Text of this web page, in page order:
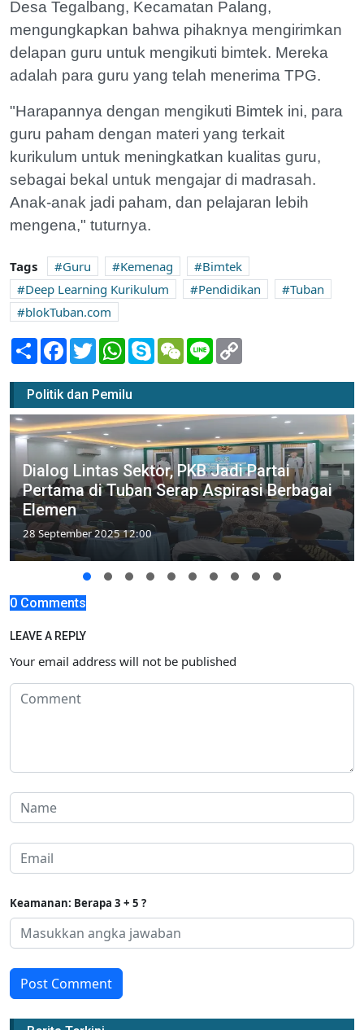
Desa Tegalbang, Kecamatan Palang,
mengungkapkan bahwa pihaknya mengirimkan
delapan guru untuk mengikuti bimtek. Mereka
adalah para guru yang telah menerima TPG.
"Harapannya dengan mengikuti Bimtek ini, para
guru paham dengan materi yang terkait
kurikulum untuk meningkatkan kualitas guru,
sebagai bekal untuk mengajar di madrasah.
Anak-anak jadi paham, dan pelajaran lebih
mengena," tuturnya.
Tags Guru Kemenag
Bimtek
Deep Learning Kurikulum
Pendidikan
Tuban
blokTuban.com
Share Facebook
TwitterWhatsApp
SkypeWeChatLine
Politik dan Pemilu
Dialog Lintas Sektor, PKB Jadi Partai
Pertama di Tuban Serap Aspirasi Berbagai
Elemen
28 September 2025 12:00
0 Comments
LEAVE A REPLY
Your email address will not be published
Keamanan: Berapa 3 + 5 ?
Post Comment